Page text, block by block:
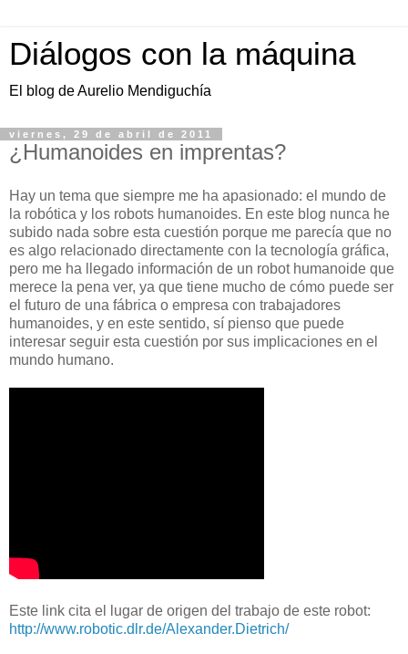
Diálogos con la máquina
El blog de Aurelio Mendiguchía
viernes, 29 de abril de 2011
¿Humanoides en imprentas?
Hay un tema que siempre me ha apasionado: el mundo de
la robótica y los robots humanoides. En este blog nunca he
subido nada sobre esta cuestión porque me parecía que no
es algo relacionado directamente con la tecnología gráfica,
pero me ha llegado información de un robot humanoide que
merece la pena ver, ya que tiene mucho de cómo puede ser
el futuro de una fábrica o empresa con trabajadores
humanoides, y en este sentido, sí pienso que puede
interesar seguir esta cuestión por sus implicaciones en el
mundo humano.
Este link cita el lugar de origen del trabajo de este robot:
http://www.robotic.dlr.de/Alexander.Dietrich/